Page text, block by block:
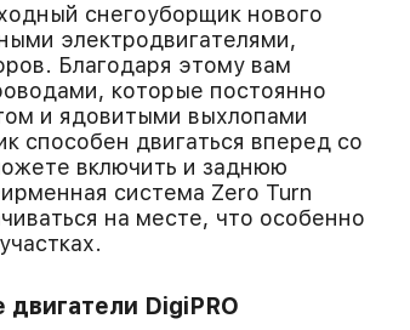
снегоуборщик нового
электродвигателями,
Благодаря этому вам
которые постоянно
и ядовитыми выхлопами
способен двигаться вперед со
включить и заднюю
система Zero Turn
на месте, что особенно
DigiPRO